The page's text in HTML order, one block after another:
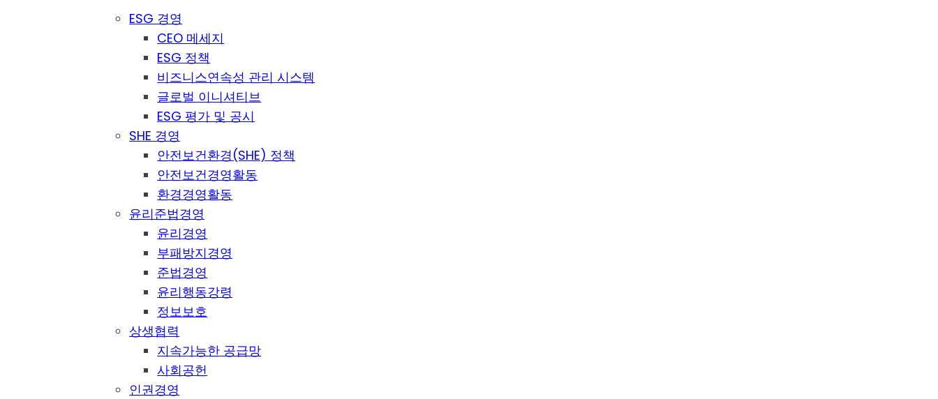
ESG 경영
CEO 메세지
ESG 정책
비즈니스연속성 관리 시스템
글로벌 이니셔티브
ESG 평가 및 공시
SHE 경영
안전보건환경(SHE) 정책
안전보건경영활동
환경경영활동
윤리준법경영
윤리경영
부패방지경영
준법경영
윤리행동강령
정보보호
상생협력
지속가능한 공급망
사회공헌
인권경영